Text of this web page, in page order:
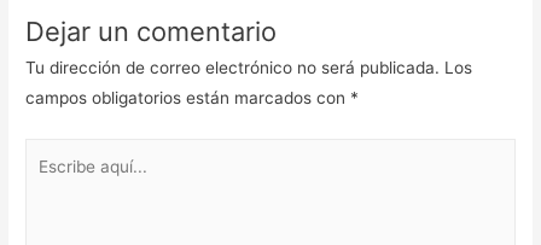
Dejar un comentario
Tu dirección de correo electrónico no será publicada. Los
campos obligatorios están marcados con *